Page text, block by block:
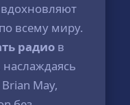
всему миру.
радио в
наслаждаясь
May,